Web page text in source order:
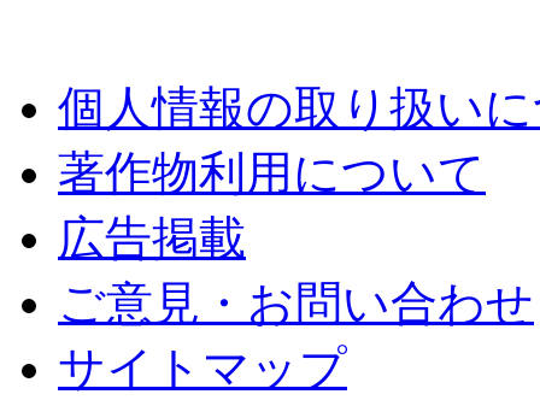
個人情報の取り扱い
著作物利用について
広告掲載
ご意見・お問い合わせ
サイトマップ